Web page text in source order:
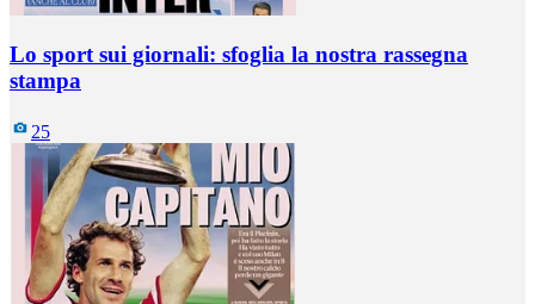
Lo sport sui giornali: sfoglia la nostra rassegna
stampa
25